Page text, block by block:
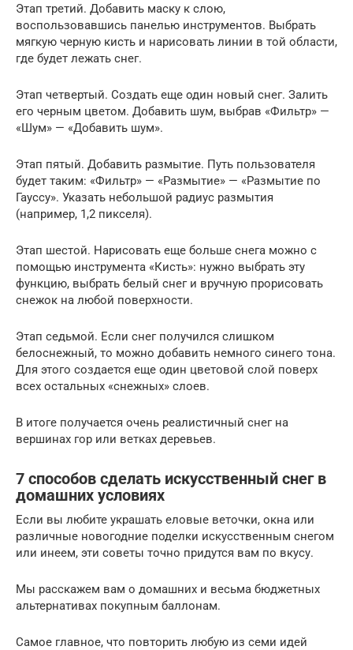
Этап третий. Добавить маску к слою,
воспользовавшись панелью инструментов. Выбрать
мягкую черную кисть и нарисовать линии в той области,
где будет лежать снег.
Этап четвертый. Создать еще один новый снег. Залить
его черным цветом. Добавить шум, выбрав «Фильтр» —
«Шум» — «Добавить шум».
Этап пятый. Добавить размытие. Путь пользователя
будет таким: «Фильтр» — «Размытие» — «Размытие по
Гауссу». Указать небольшой радиус размытия
(например, 1,2 пикселя).
Этап шестой. Нарисовать еще больше снега можно с
помощью инструмента «Кисть»: нужно выбрать эту
функцию, выбрать белый снег и вручную прорисовать
снежок на любой поверхности.
Этап седьмой. Если снег получился слишком
белоснежный, то можно добавить немного синего тона.
Для этого создается еще один цветовой слой поверх
всех остальных «снежных» слоев.
В итоге получается очень реалистичный снег на
вершинах гор или ветках деревьев.
7 способов сделать искусственный снег в
домашних условиях
Если вы любите украшать еловые веточки, окна или
различные новогодние поделки искусственным снегом
или инеем, эти советы точно придутся вам по вкусу.
Мы расскажем вам о домашних и весьма бюджетных
альтернативах покупным баллонам.
Самое главное, что повторить любую из семи идей